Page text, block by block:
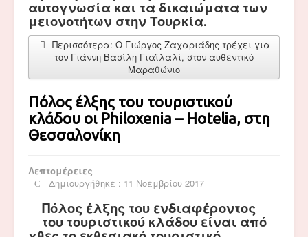
αυτογνωσία και τα δικαιώματα των
μειονοτήτων στην Τουρκία.
Περισσότερα: Ο Γιώργος Ζαχαριάδης τρέχει για
τον Γιάννη Βασίλη Γιαϊλαλί, στον αυθεντικό
Μαραθώνιο
Πόλος έλξης του τουριστικού
κλάδου οι Philoxenia – Hotelia, στη
Θεσσαλονίκη
Λεπτομέρειες
Δημιουργήθηκε : 11 Νοεμβρίου 2017
Πόλος έλξης του ενδιαφέροντος
του τουριστικού κλάδου είναι από